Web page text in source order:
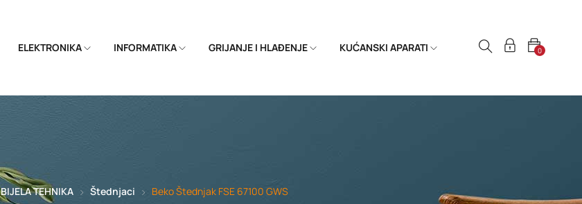
ELEKTRONIKA INFORMATIKA GRIJANJE I HLAĐENJE KUĆANSKI APARATI 0
BIJELA TEHNIKA Štednjaci Beko Štednjak FSE 67100 GWS